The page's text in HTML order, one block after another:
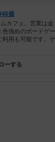
個
カフェ。営業は金
色強めのボードゲ
利用も可能です。
ーする